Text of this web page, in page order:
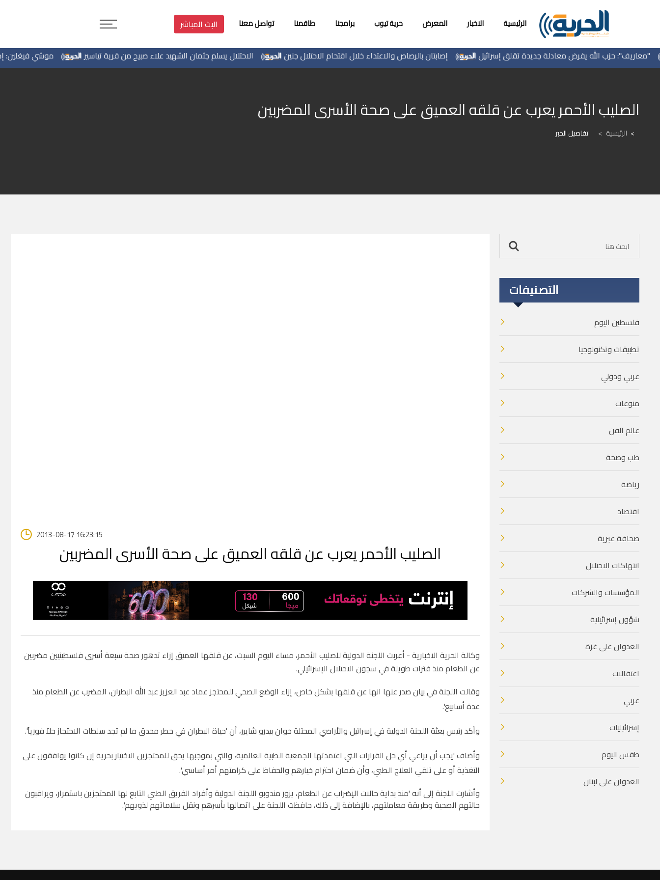
الرئيسية الاخبار المعرض حرية تيوب برامجنا طاقمنا تواصل معنا البث المباشر
موشي فيغلين: إما الاحتلال يسلم جثمان الشهيد علاء صبيح من قرية تياسير إصابتان بالرصاص والاعتداء خلال اقتحام الاحتلال جنين حزب الله يفرض معادلة جديدة تقلق إسرائيل
الصليب الأحمر يعرب عن قلقه العميق على صحة الأسرى المضربين
الرئيسية > تفاصيل الخبر
2013-08-17 16:23:15
الصليب الأحمر يعرب عن قلقه العميق على صحة الأسرى المضربين
وكالة الحرية الاخبارية - أعربت اللجنة الدولية للصليب الأحمر، مساء اليوم السبت، عن قلقها العميق إزاء تدهور صحة سبعة أسرى فلسطينيين مضربين
عن الطعام منذ فترات طويلة في سجون الاحتلال الإسرائيلي.
وقالت اللجنة في بيان صدر عنها انها عن قلقها بشكل خاص، إزاء الوضع الصحي للمحتجز عماد عبد العزيز عبد الله البطران، المضرب عن الطعام منذ
عدة أسابيع'.
وأكد رئيس بعثة اللجنة الدولية في إسرائيل والأراضي المحتلة خوان بيدرو شايرر، أن 'حياة البطران في خطر محدق ما لم تجد سلطات الاحتجاز حلاً فورياً'.
وأضاف 'يجب أن يراعي أي حل القرارات التي اعتمدتها الجمعية الطبية العالمية، والتي بموجبها يحق للمحتجزين الاختيار بحرية إن كانوا يوافقون على
التغذية أو على تلقي العلاج الطبي، وأن ضمان احترام خيارهم والحفاظ على كرامتهم أمر أساسي'.
وأشارت اللجنة إلى أنه 'منذ بداية حالات الإضراب عن الطعام، يزور مندوبو اللجنة الدولية وأفراد الفريق الطبي التابع لها المحتجزين باستمرار، ويراقبون
حالتهم الصحية وطريقة معاملتهم، بالإضافة إلى ذلك، حافظت اللجنة على اتصالها بأسرهم ونقل سلاماتهم لذويهم'.
التصنيفات
فلسطين اليوم
تطبيقات وتكنولوجيا
عربي ودولي
منوعات
عالم الفن
طب وصحة
رياضة
اقتصاد
صحافة عبرية
انتهاكات الاحتلال
المؤسسات والشركات
شؤون إسرائيلية
العدوان على غزة
اعتقالات
عربي
إسرائيليات
طقس اليوم
العدوان على لبنان